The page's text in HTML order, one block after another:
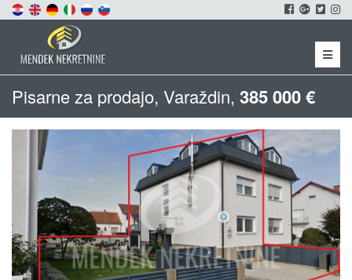
Menu
Pisarne za prodajo, Varaždin, 385 000 €